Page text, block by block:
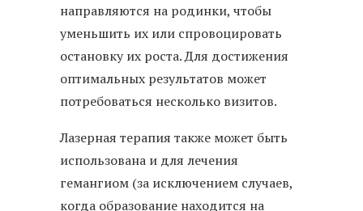
направляются на родинки, чтобы
уменьшить их или спровоцировать
остановку их роста. Для достижения
оптимальных результатов может
потребоваться несколько визитов.
Лазерная терапия также может быть
использована и для лечения
гемангиом (за исключением случаев,
когда образование находится на